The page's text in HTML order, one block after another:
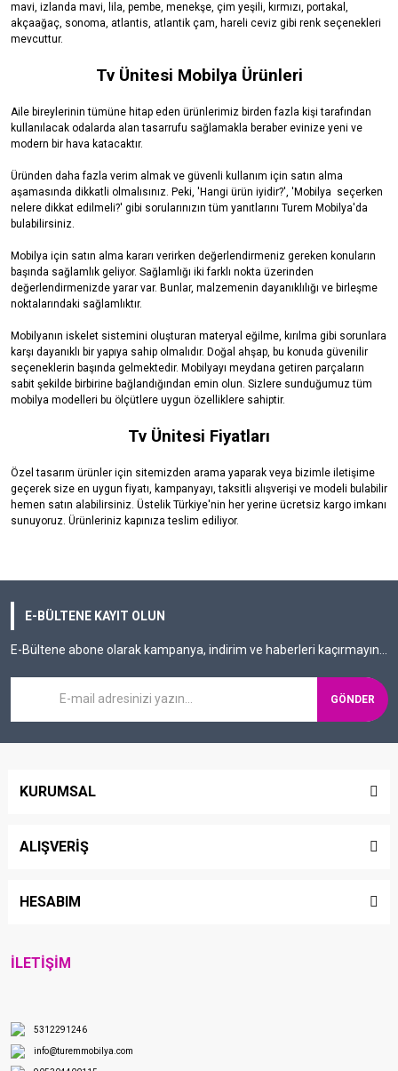
mavi, izlanda mavi, lila, pembe, menekşe, çim yeşili, kırmızı, portakal,
akçaağaç, sonoma, atlantis, atlantik çam, hareli ceviz gibi renk seçenekleri
mevcuttur.
Tv Ünitesi Mobilya Ürünleri
Aile bireylerinin tümüne hitap eden ürünlerimiz birden fazla kişi tarafından
kullanılacak odalarda alan tasarrufu sağlamakla beraber evinize yeni ve
modern bir hava katacaktır.
Üründen daha fazla verim almak ve güvenli kullanım için satın alma
aşamasında dikkatli olmalısınız. Peki, 'Hangi ürün iyidir?', 'Mobilya seçerken
nelere dikkat edilmeli?' gibi sorularınızın tüm yanıtlarını Turem Mobilya'da
bulabilirsiniz.
Mobilya için satın alma kararı verirken değerlendirmeniz gereken konuların
başında sağlamlık geliyor. Sağlamlığı iki farklı nokta üzerinden
değerlendirmenizde yarar var. Bunlar, malzemenin dayanıklılığı ve birleşme
noktalarındaki sağlamlıktır.
Mobilyanın iskelet sistemini oluşturan materyal eğilme, kırılma gibi sorunlara
karşı dayanıklı bir yapıya sahip olmalıdır. Doğal ahşap, bu konuda güvenilir
seçeneklerin başında gelmektedir. Mobilyayı meydana getiren parçaların
sabit şekilde birbirine bağlandığından emin olun. Sizlere sunduğumuz tüm
mobilya modelleri bu ölçütlere uygun özelliklere sahiptir.
Tv Ünitesi Fiyatları
Özel tasarım ürünler için sitemizden arama yaparak veya bizimle iletişime
geçerek size en uygun fiyatı, kampanyayı, taksitli alışverişi ve modeli bulabilir
hemen satın alabilirsiniz. Üstelik Türkiye'nin her yerine ücretsiz kargo imkanı
sunuyoruz. Ürünleriniz kapınıza teslim ediliyor.
E-BÜLTENE KAYIT OLUN
E-Bültene abone olarak kampanya, indirim ve haberleri kaçırmayın...
GÖNDER
KURUMSAL
ALIŞVERİŞ
HESABIM
İLETİŞİM
5312291246
info@turemmobilya.com